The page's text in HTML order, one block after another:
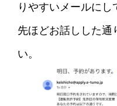
りやすいメールにし
先ほどお話しした通
い。